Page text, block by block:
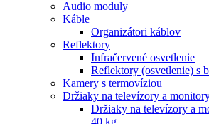
Audio moduly
Káble
Organizátori káblov
Reflektory
Infračervené osvetlenie
Reflektory (osvetlenie) s
Kamery s termovíziou
Držiaky na televízory a
Držiaky na televízory a